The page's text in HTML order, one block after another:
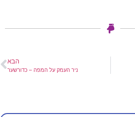
הבא
ניר העמק על המפה – כדורשער